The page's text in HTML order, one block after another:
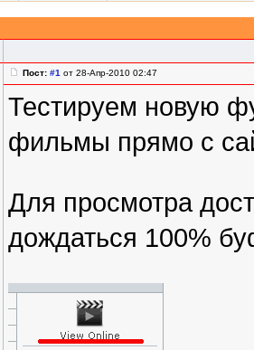
Пост: #1 от 28-Апр-2010 02:47
Тестируем новую
фильмы прямо с
Для просмотра
дождаться 100%